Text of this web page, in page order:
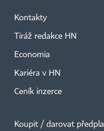
Kontakty
Tiráž redakce HN
Economia
Kariéra v HN
Ceník inzerce
Koupit / darovat